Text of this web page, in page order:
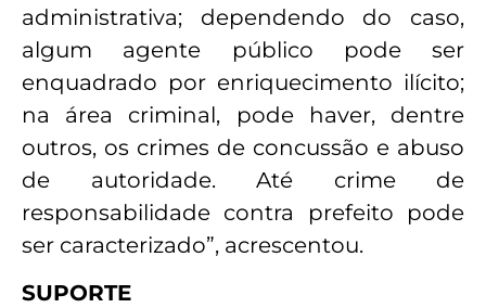
administrativa; dependendo do caso,
algum agente público pode ser
enquadrado por enriquecimento ilícito;
na área criminal, pode haver, dentre
outros, os crimes de concussão e abuso
de autoridade. Até crime de
responsabilidade contra prefeito pode
ser caracterizado”, acrescentou.
SUPORTE